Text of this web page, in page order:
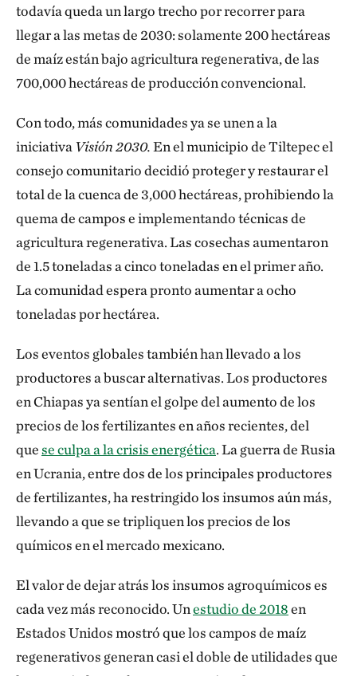
todavía queda un largo trecho por recorrer para
llegar a las metas de 2030: solamente 200 hectáreas
de maíz están bajo agricultura regenerativa, de las
700,000 hectáreas de producción convencional.
Con todo, más comunidades ya se unen a la
iniciativa Visión 2030.En el municipio de Tiltepec el
consejo comunitario decidió proteger y restaurar el
total de la cuenca de 3,000 hectáreas, prohibiendo la
quema de campos e implementando técnicas de
agricultura regenerativa. Las cosechas aumentaron
de 1.5 toneladas a cinco toneladas en el primer año.
La comunidad espera pronto aumentar a ocho
toneladas por hectárea.
Los eventos globales también han llevado a los
productores a buscar alternativas. Los productores
en Chiapas ya sentían el golpe del aumento de los
precios de los fertilizantes en años recientes, del
quese culpa a la crisis energética. La guerra de Rusia
en Ucrania, entre dos de los principales productores
de fertilizantes, ha restringido los insumos aún más,
llevando a que se tripliquen los precios de los
químicos en el mercado mexicano.
El valor de dejar atrás los insumos agroquímicos es
cada vez más reconocido. Unestudio de 2018en
Estados Unidos mostró que los campos de maíz
regenerativos generan casi el doble de utilidades que